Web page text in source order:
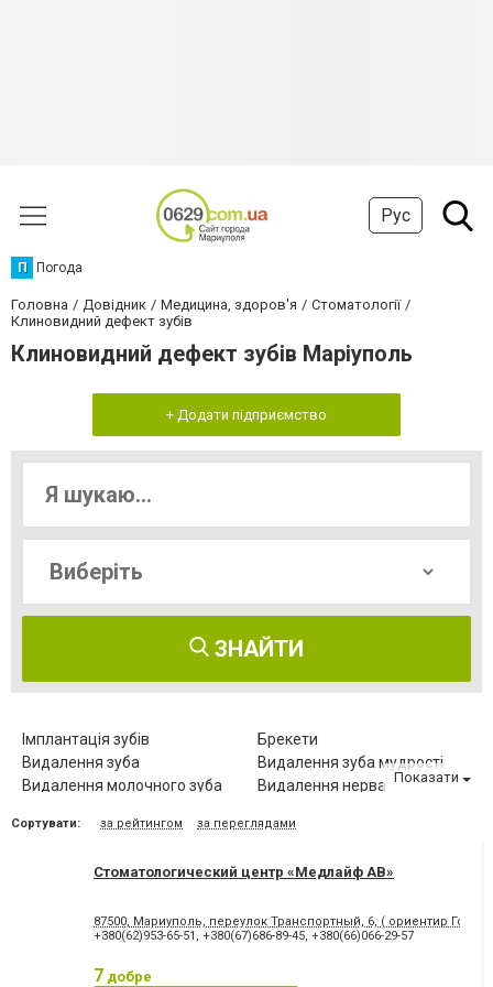
Рус
П Погода
Головна Довідник Медицина, здоров'я
Стоматології
Клиновидний дефект зубів
Клиновидний дефект зубів Маріуполь
+ Додати підприємство
ЗНАЙТИ
Імплантація зубів
Брекети
Видалення зуба
Видалення зуба мудрості
Видалення молочного зуба
Видалення нерва
Відбілювання зубів
Вініри
Діагностика зубів
Елайнери
Зубні протези
Клиновидний дефект зубів
Комп'ютерна томографія
Коронка безметалова
Показати
Сортувати: за рейтингом за переглядами
Стоматологический центр «Медлайф АВ»
87500, Мариуполь, переулок Транспортный, 6, ( ориентир
+380(62)953-65-51 , +380(67)686-89-45, +380(66)066-29-57
7 добре